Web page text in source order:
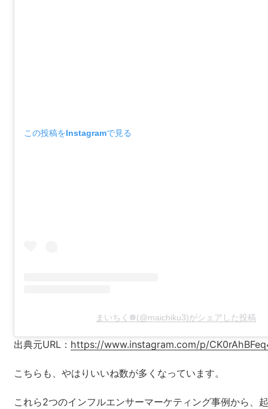
この投稿をInstagramで見る
まいちく❁(@maichiku3)がシェアした投稿
出典元URL： https://www.instagram.com/p/
こちらも、やはりいいね数が多くなっています。
これら2つのインフルエンサーマーケティング事例から、